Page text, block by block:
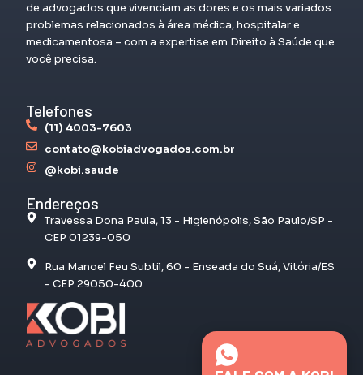
de advogados que vivenciam as dores e os mais variados
problemas relacionados à área médica, hospitalar e
medicamentosa – com a expertise em Direito à Saúde que
você precisa.
Telefones
(11) 4003-7603
contato@kobiadvogados.com.br
@kobi.saude
Endereços
Travessa Dona Paula, 13 - Higienópolis, São Paulo/SP -
CEP 01239-050
Rua Manoel Feu Subtil, 60 - Enseada do Suá, Vitória/ES
- CEP 29050-400